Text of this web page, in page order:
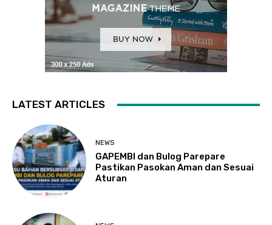
LATEST ARTICLES
NEWS
GAPEMBI dan Bulog Parepare
Pastikan Pasokan Aman dan Sesuai
Aturan